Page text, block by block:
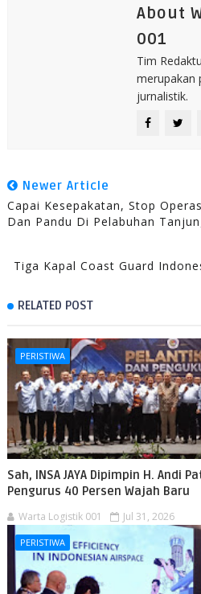
About
001
Tim
merupakan
jurnalistik.
Newer Article
Capai Kesepakatan, Stop
Dan Pandu Di Pelabuhan
Tiga Kapal Coast Guard
RELATED POST
PERISTIWA
Sah, INSA JAYA Dipimpin H. Andi
Pengurus 40 Persen Wajah Baru
Warta Logistik 001 Jul 31, 2026
PERISTIWA